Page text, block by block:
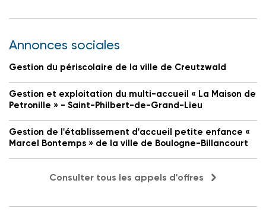
Annonces sociales
Gestion du périscolaire de la ville de Creutzwald
Gestion et exploitation du multi-accueil « La Maison de
Petronille » - Saint-Philbert-de-Grand-Lieu
Gestion de l'établissement d'accueil petite enfance «
Marcel Bontemps » de la ville de Boulogne-Billancourt
Consulter tous les appels d'offres